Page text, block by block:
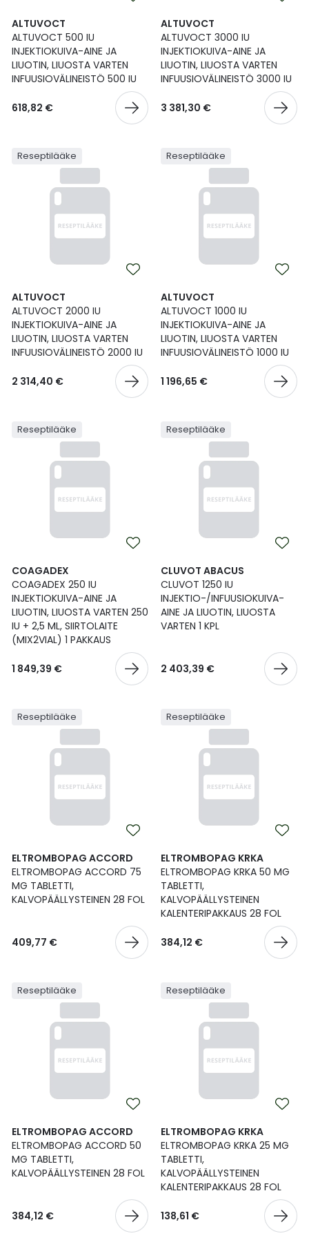
ALTUVOCT
ALTUVOCT 500 IU
INJEKTIOKUIVA-AINE JA
LIUOTIN, LIUOSTA VARTEN
INFUUSIOVÄLINEISTÖ 500 IU
618,82 €
ALTUVOCT
ALTUVOCT 3000 IU
INJEKTIOKUIVA-AINE JA
LIUOTIN, LIUOSTA VARTEN
INFUUSIOVÄLINEISTÖ 3000 IU
3 381,30 €
Reseptilääke
ALTUVOCT
ALTUVOCT 2000 IU
INJEKTIOKUIVA-AINE JA
LIUOTIN, LIUOSTA VARTEN
INFUUSIOVÄLINEISTÖ 2000 IU
2 314,40 €
Reseptilääke
ALTUVOCT
ALTUVOCT 1000 IU
INJEKTIOKUIVA-AINE JA
LIUOTIN, LIUOSTA VARTEN
INFUUSIOVÄLINEISTÖ 1000 IU
1 196,65 €
Reseptilääke
COAGADEX
COAGADEX 250 IU
INJEKTIOKUIVA-AINE JA
LIUOTIN, LIUOSTA VARTEN 250
IU + 2,5 ML, SIIRTOLAITE
(MIX2VIAL) 1 PAKKAUS
1 849,39 €
Reseptilääke
CLUVOT ABACUS
CLUVOT 1250 IU
INJEKTIO-/INFUUSIOKUIVA-
AINE JA LIUOTIN, LIUOSTA
VARTEN 1 KPL
2 403,39 €
Reseptilääke
ELTROMBOPAG ACCORD
ELTROMBOPAG ACCORD 75
MG TABLETTI,
KALVOPÄÄLLYSTEINEN 28 FOL
409,77 €
Reseptilääke
ELTROMBOPAG KRKA
ELTROMBOPAG KRKA 50 MG
TABLETTI,
KALVOPÄÄLLYSTEINEN
KALENTERIPAKKAUS 28 FOL
384,12 €
Reseptilääke
ELTROMBOPAG ACCORD
ELTROMBOPAG ACCORD 50
MG TABLETTI,
KALVOPÄÄLLYSTEINEN 28 FOL
384,12 €
Reseptilääke
ELTROMBOPAG KRKA
ELTROMBOPAG KRKA 25 MG
TABLETTI,
KALVOPÄÄLLYSTEINEN
KALENTERIPAKKAUS 28 FOL
138,61 €